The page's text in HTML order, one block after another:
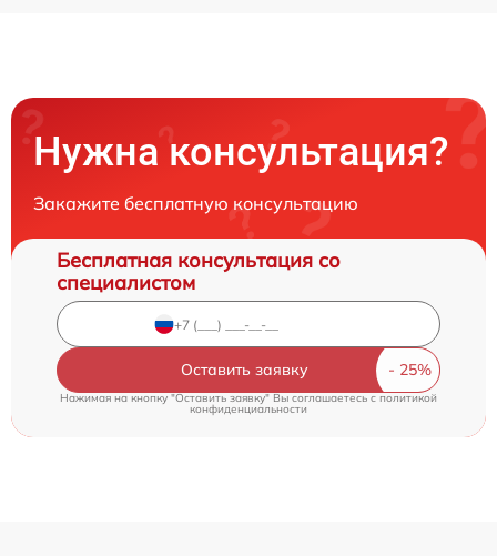
Нужна консультация?
Закажите бесплатную консультацию
Бесплатная консультация со
специалистом
Оставить заявку
Нажимая на кнопку "Оставить заявку" Вы соглашаетесь c политикой
конфиденциальности